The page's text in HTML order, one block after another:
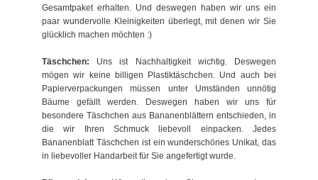
Gesamtpaket erhalten. Und deswegen haben wir uns ein
paar wundervolle Kleinigkeiten überlegt, mit denen wir Sie
glücklich machen möchten :)
Täschchen: Uns ist Nachhaltigkeit wichtig. Deswegen
mögen wir keine billigen Plastiktäschchen. Und auch bei
Papierverpackungen müssen unter Umständen unnötig
Bäume gefällt werden. Deswegen haben wir uns für
besondere Täschchen aus Bananenblättern entschieden, in
die wir Ihren Schmuck liebevoll einpacken. Jedes
Bananenblatt Täschchen ist ein wunderschönes Unikat, das
in liebevoller Handarbeit für Sie angefertigt wurde.